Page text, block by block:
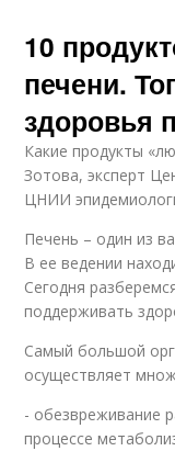
10
печени.
здоровья
Какие продукты
Зотова, эксперт
ЦНИИ
Печень – один из
В ее ведении
Сегодня
поддерживать
Самый большой
осуществляет
- обезвреживание
процессе